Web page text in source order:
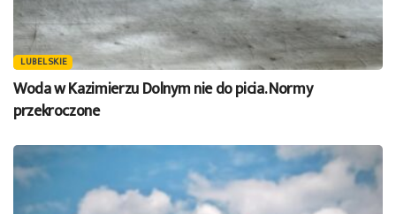
LUBELSKIE
Woda w Kazimierzu Dolnym nie do picia. Normy
przekroczone